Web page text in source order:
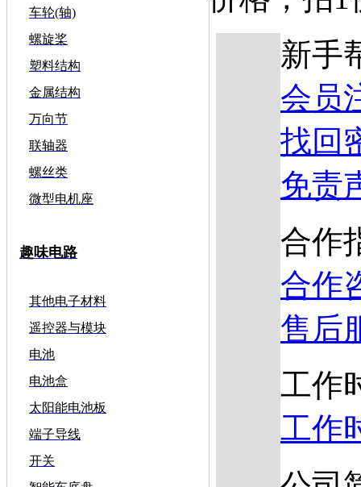
车轮(轴)
螺旋桨
塑料结构
金属结构
万向节
联轴器
螺丝类
微型电机座
趣味电路
其他电子材料
遥控器与模块
电池
电池盒
太阳能电池板
端子导线
开关
新手
会员
找回
免责
合作
合作
售后
工作
工作